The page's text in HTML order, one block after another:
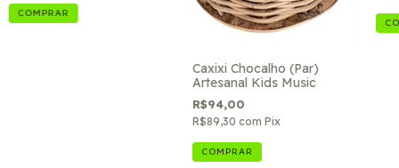
COMPRAR
Caxixi Chocalho (Par)
Artesanal Kids Music
R$94,00
R$89,30 com Pix
COMPRAR